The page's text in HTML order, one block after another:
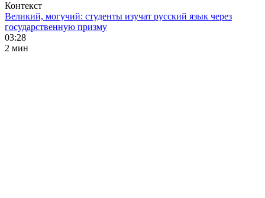
Контекст
Великий, могучий: студенты изучат русский язык через
государственную призму
03:28
2 мин